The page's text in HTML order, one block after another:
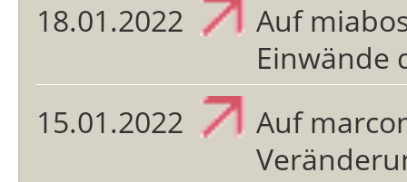
18.01.2022
Auf
Einwände
15.01.2022
Auf